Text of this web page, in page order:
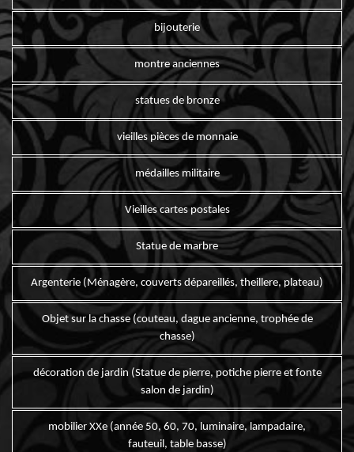
bijouterie
montre anciennes
statues de bronze
vieilles pièces de monnaie
médailles militaire
Vieilles cartes postales
Statue de marbre
Argenterie (Ménagère, couverts dépareillés, theillere, plateau)
Objet sur la chasse (couteau, dague ancienne, trophée de
chasse)
décoration de jardin (Statue de pierre, potiche pierre et fonte
salon de jardin)
mobilier XXe (année 50, 60, 70, luminaire, lampadaire,
fauteuil, table basse)